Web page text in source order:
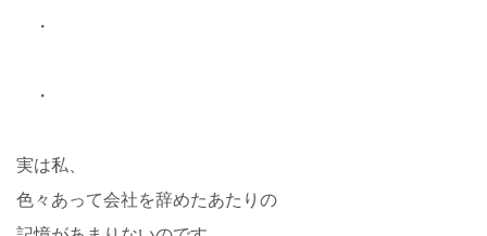
・
・
実は私、
色々あって会社を辞めたあたりの